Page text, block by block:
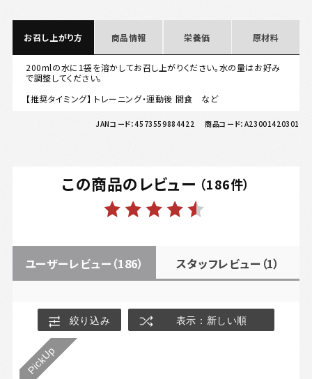
お召し上がり方 商品情報 栄養価 原材料
200mlの水に1袋を溶かしてお召し上がりください。水の量はお好み
で調整してください。
【推奨タイミング】 トレーニング・運動後 間食 など
JANコード：4573559884422 商品コード： A23001420301
この商品のレビュー （186件）
ユーザーレビュー （186） スタッフレビュー （1）
絞り込み 表示：新しい順